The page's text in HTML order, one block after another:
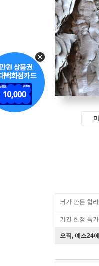
뇌가 만든 합
기간 한정 특
오직, 예스24